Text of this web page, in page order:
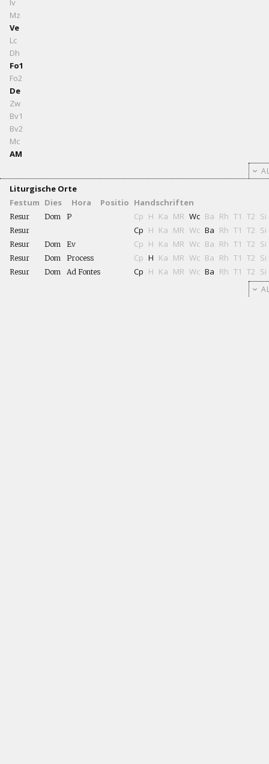
Iv
Mz
Ve
Lc
Dh
Fo1
Fo2
De
Zw
Bv1
Bv2
Mc
AM
Liturgische Orte
Festum Dies Hora Positio Handschriften
Resur Dom P Cp H Ka MR Wc Ba Rh T1 T2 Si
Resur Cp H Ka MR Wc Ba Rh T1 T2 Si
Resur Dom Ev Cp H Ka MR Wc Ba Rh T1 T2 Si
Resur Dom Process Cp H Ka MR Wc Ba Rh T1 T2 Si
Resur Dom Ad Fontes Cp H Ka MR Wc Ba Rh T1 T2 Si